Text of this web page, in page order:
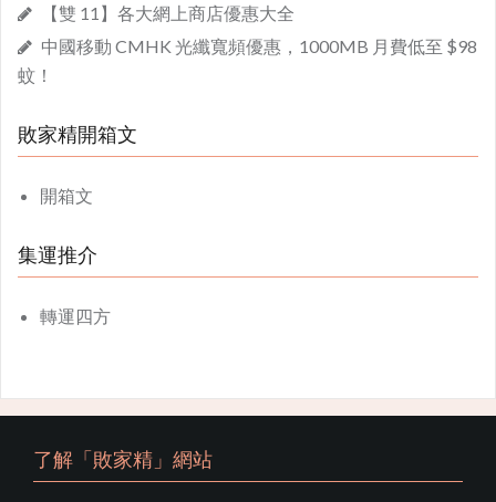
【雙 11】各大網上商店優惠大全
中國移動 CMHK 光纖寬頻優惠，1000MB 月費低至 $98
蚊！
敗家精開箱文
開箱文
集運推介
轉運四方
了解「敗家精」網站